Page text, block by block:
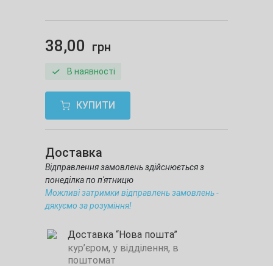
38,00 грн
В наявності
КУПИТИ
Доставка
Відправлення замовлень здійснюється з
понеділка по п'ятницю
Можливі затримки відправлень замовлень -
дякуємо за розуміння!
Доставка “Нова пошта”
кур’єром, у відділення, в
поштомат